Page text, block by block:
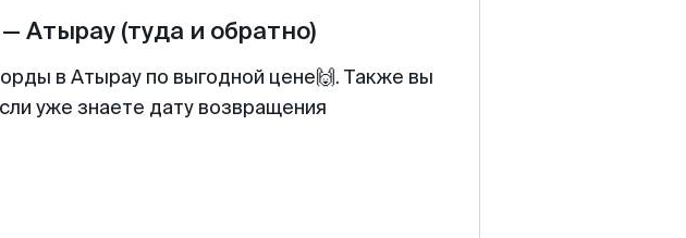
— Атырау (туда и обратно)
в Атырау по выгодной цене🙌. Также вы
уже знаете дату возвращения